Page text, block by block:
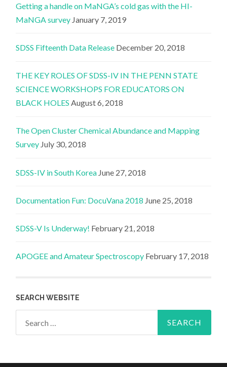
Getting a handle on MaNGA’s cold gas with the HI-
MaNGA survey January 7, 2019
SDSS Fifteenth Data Release December 20, 2018
THE KEY ROLES OF SDSS-IV IN THE PENN STATE
SCIENCE WORKSHOPS FOR EDUCATORS ON
BLACK HOLES August 6, 2018
The Open Cluster Chemical Abundance and Mapping
Survey July 30, 2018
SDSS-IV in South Korea June 27, 2018
Documentation Fun: DocuVana 2018 June 25, 2018
SDSS-V Is Underway! February 21, 2018
APOGEE and Amateur Spectroscopy February 17, 2018
SEARCH WEBSITE